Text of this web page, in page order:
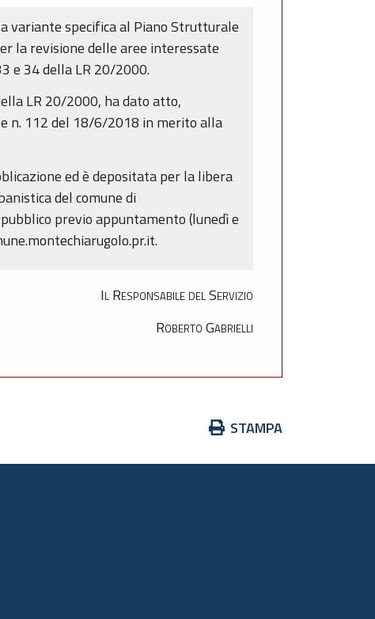
variante specifica al Piano Strutturale
la revisione delle aree interessate
e 34 della LR 20/2000.
LR 20/2000, ha dato atto,
n. 112 del 18/6/2018 in merito alla
ed è depositata per la libera
del comune di
previo appuntamento (lunedì e
Il Responsabile del Servizio
Roberto Gabrielli
Azioni
documento
STAMPA